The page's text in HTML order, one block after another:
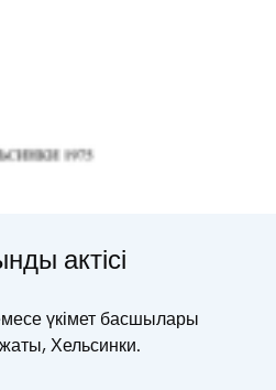
актісі
үкімет басшылары
Хельсинки.